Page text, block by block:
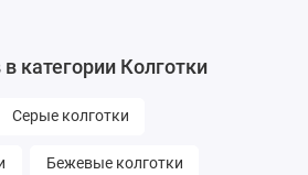
категории Колготки
Серые колготки
Бежевые колготки